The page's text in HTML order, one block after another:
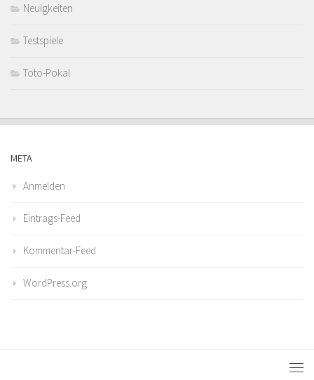
Neuigkeiten
Testspiele
Toto-Pokal
META
Anmelden
Eintrags-Feed
Kommentar-Feed
WordPress.org